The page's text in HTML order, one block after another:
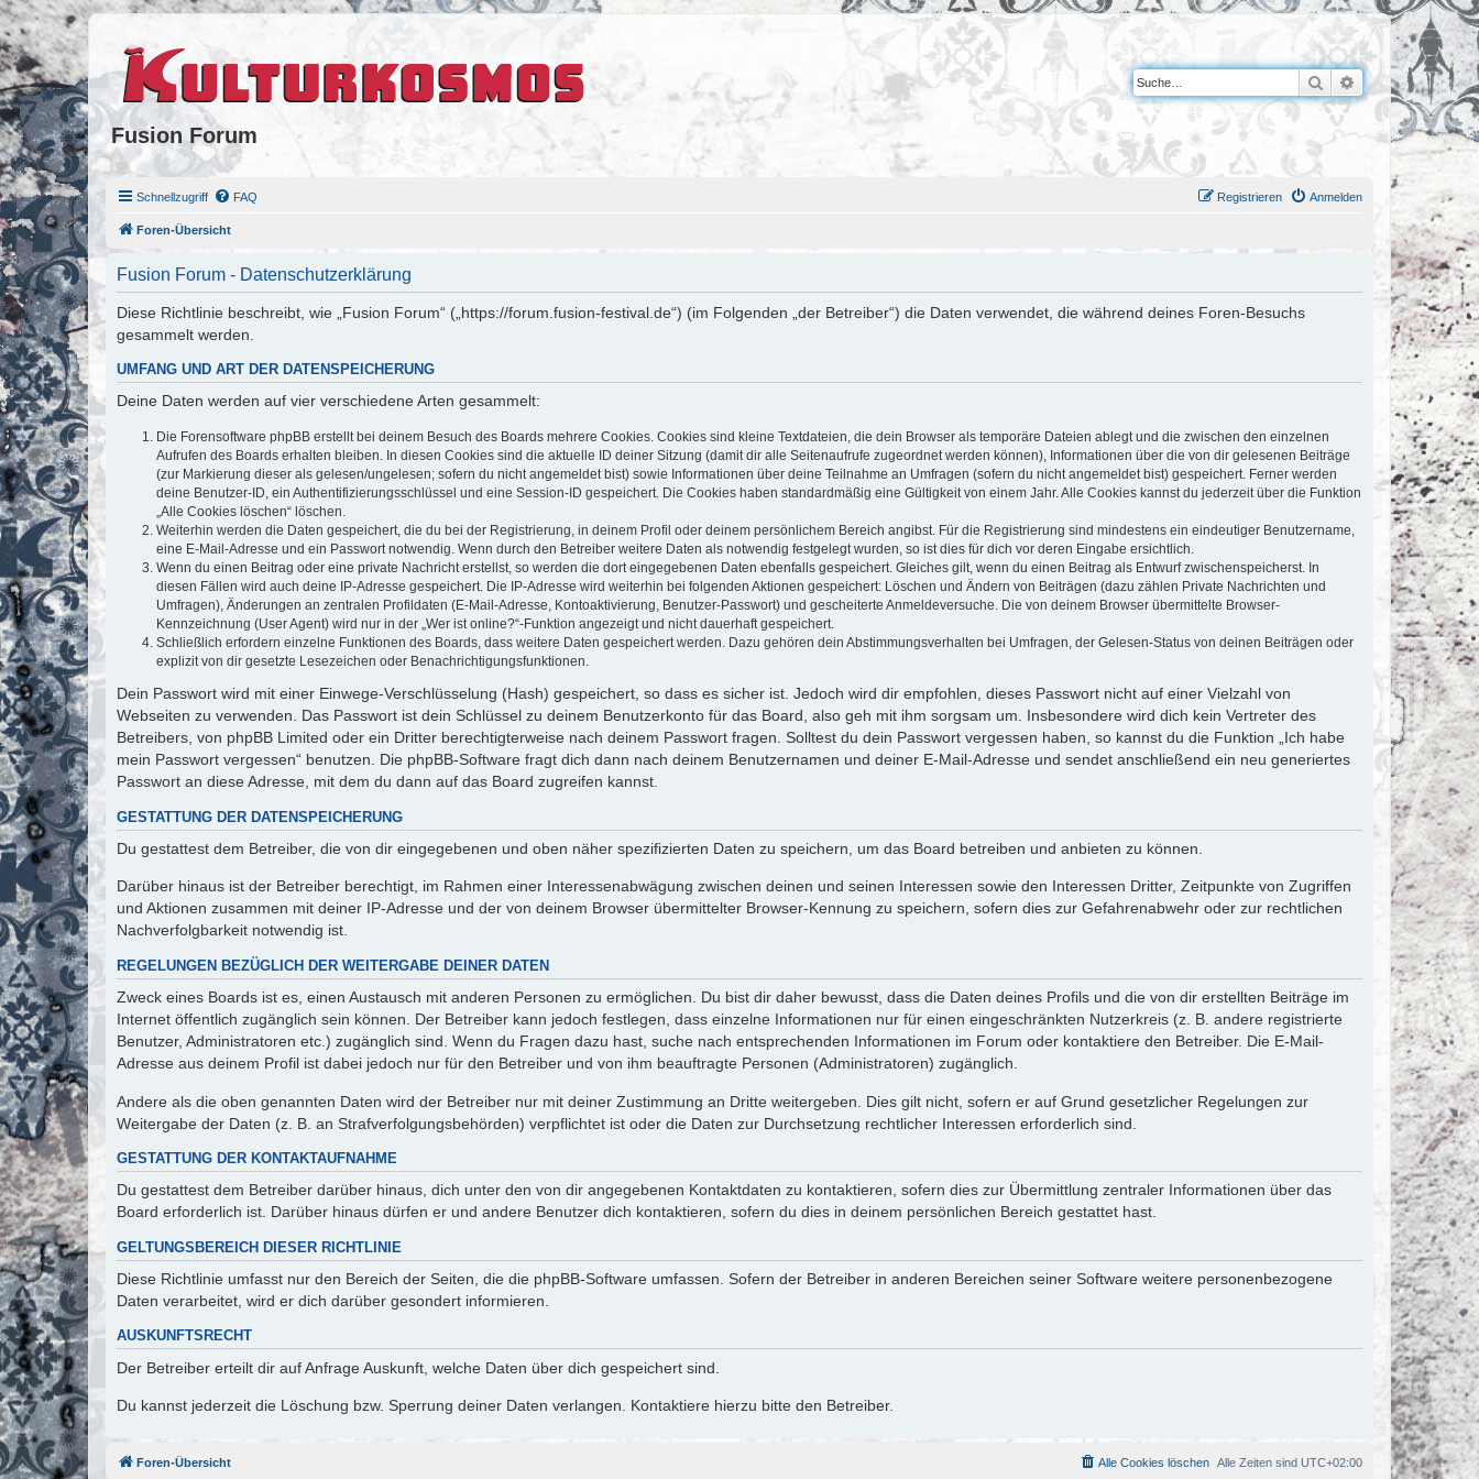
Fusion Forum
Suche Erweiterte Suche
Schnellzugriff FAQ Anmelden
Registrieren
Foren-Übersicht
Fusion Forum - Datenschutzerklärung
Diese Richtlinie beschreibt, wie „Fusion Forum“ („https://forum.fusion-festival.de“) (im Folgenden „der Betreiber“) die Daten verwendet, die während deines Foren-Besuchs
gesammelt werden.
UMFANG UND ART DER DATENSPEICHERUNG
Deine Daten werden auf vier verschiedene Arten gesammelt:
Die Forensoftware phpBB erstellt bei deinem Besuch des Boards mehrere Cookies. Cookies sind kleine Textdateien, die dein Browser als temporäre Dateien ablegt und die zwischen den einzelnen
Aufrufen des Boards erhalten bleiben. In diesen Cookies sind die aktuelle ID deiner Sitzung (damit dir alle Seitenaufrufe zugeordnet werden können), Informationen über die von dir gelesenen Beiträge
(zur Markierung dieser als gelesen/ungelesen; sofern du nicht angemeldet bist) sowie Informationen über deine Teilnahme an Umfragen (sofern du nicht angemeldet bist) gespeichert. Ferner werden
deine Benutzer-ID, ein Authentifizierungsschlüssel und eine Session-ID gespeichert. Die Cookies haben standardmäßig eine Gültigkeit von einem Jahr. Alle Cookies kannst du jederzeit über die Funktion
„Alle Cookies löschen“ löschen.
Weiterhin werden die Daten gespeichert, die du bei der Registrierung, in deinem Profil oder deinem persönlichem Bereich angibst. Für die Registrierung sind mindestens ein eindeutiger Benutzername,
eine E-Mail-Adresse und ein Passwort notwendig. Wenn durch den Betreiber weitere Daten als notwendig festgelegt wurden, so ist dies für dich vor deren Eingabe ersichtlich.
Wenn du einen Beitrag oder eine private Nachricht erstellst, so werden die dort eingegebenen Daten ebenfalls gespeichert. Gleiches gilt, wenn du einen Beitrag als Entwurf zwischenspeicherst. In
diesen Fällen wird auch deine IP-Adresse gespeichert. Die IP-Adresse wird weiterhin bei folgenden Aktionen gespeichert: Löschen und Ändern von Beiträgen (dazu zählen Private Nachrichten und
Umfragen), Änderungen an zentralen Profildaten (E-Mail-Adresse, Kontoaktivierung, Benutzer-Passwort) und gescheiterte Anmeldeversuche. Die von deinem Browser übermittelte Browser-
Kennzeichnung (User Agent) wird nur in der „Wer ist online?“-Funktion angezeigt und nicht dauerhaft gespeichert.
Schließlich erfordern einzelne Funktionen des Boards, dass weitere Daten gespeichert werden. Dazu gehören dein Abstimmungsverhalten bei Umfragen, der Gelesen-Status von deinen Beiträgen oder
explizit von dir gesetzte Lesezeichen oder Benachrichtigungsfunktionen.
Dein Passwort wird mit einer Einwege-Verschlüsselung (Hash) gespeichert, so dass es sicher ist. Jedoch wird dir empfohlen, dieses Passwort nicht auf einer Vielzahl von
Webseiten zu verwenden. Das Passwort ist dein Schlüssel zu deinem Benutzerkonto für das Board, also geh mit ihm sorgsam um. Insbesondere wird dich kein Vertreter des
Betreibers, von phpBB Limited oder ein Dritter berechtigterweise nach deinem Passwort fragen. Solltest du dein Passwort vergessen haben, so kannst du die Funktion „Ich habe
mein Passwort vergessen“ benutzen. Die phpBB-Software fragt dich dann nach deinem Benutzernamen und deiner E-Mail-Adresse und sendet anschließend ein neu generiertes
Passwort an diese Adresse, mit dem du dann auf das Board zugreifen kannst.
GESTATTUNG DER DATENSPEICHERUNG
Du gestattest dem Betreiber, die von dir eingegebenen und oben näher spezifizierten Daten zu speichern, um das Board betreiben und anbieten zu können.
Darüber hinaus ist der Betreiber berechtigt, im Rahmen einer Interessenabwägung zwischen deinen und seinen Interessen sowie den Interessen Dritter, Zeitpunkte von Zugriffen
und Aktionen zusammen mit deiner IP-Adresse und der von deinem Browser übermittelter Browser-Kennung zu speichern, sofern dies zur Gefahrenabwehr oder zur rechtlichen
Nachverfolgbarkeit notwendig ist.
REGELUNGEN BEZÜGLICH DER WEITERGABE DEINER DATEN
Zweck eines Boards ist es, einen Austausch mit anderen Personen zu ermöglichen. Du bist dir daher bewusst, dass die Daten deines Profils und die von dir erstellten Beiträge im
Internet öffentlich zugänglich sein können. Der Betreiber kann jedoch festlegen, dass einzelne Informationen nur für einen eingeschränkten Nutzerkreis (z. B. andere registrierte
Benutzer, Administratoren etc.) zugänglich sind. Wenn du Fragen dazu hast, suche nach entsprechenden Informationen im Forum oder kontaktiere den Betreiber. Die E-Mail-
Adresse aus deinem Profil ist dabei jedoch nur für den Betreiber und von ihm beauftragte Personen (Administratoren) zugänglich.
Andere als die oben genannten Daten wird der Betreiber nur mit deiner Zustimmung an Dritte weitergeben. Dies gilt nicht, sofern er auf Grund gesetzlicher Regelungen zur
Weitergabe der Daten (z. B. an Strafverfolgungsbehörden) verpflichtet ist oder die Daten zur Durchsetzung rechtlicher Interessen erforderlich sind.
GESTATTUNG DER KONTAKTAUFNAHME
Du gestattest dem Betreiber darüber hinaus, dich unter den von dir angegebenen Kontaktdaten zu kontaktieren, sofern dies zur Übermittlung zentraler Informationen über das
Board erforderlich ist. Darüber hinaus dürfen er und andere Benutzer dich kontaktieren, sofern du dies in deinem persönlichen Bereich gestattet hast.
GELTUNGSBEREICH DIESER RICHTLINIE
Diese Richtlinie umfasst nur den Bereich der Seiten, die die phpBB-Software umfassen. Sofern der Betreiber in anderen Bereichen seiner Software weitere personenbezogene
Daten verarbeitet, wird er dich darüber gesondert informieren.
AUSKUNFTSRECHT
Der Betreiber erteilt dir auf Anfrage Auskunft, welche Daten über dich gespeichert sind.
Du kannst jederzeit die Löschung bzw. Sperrung deiner Daten verlangen. Kontaktiere hierzu bitte den Betreiber.
Foren-Übersicht Alle Zeiten sind UTC+02:00
Alle Cookies löschen